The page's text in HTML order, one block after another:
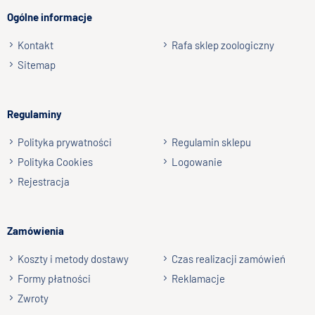
Flawonoidy
Witamina A wspierająca
dla
zdrowej skóry i sierści
Wyślij opinię
Ogólne informacje
Kontakt
Rafa sklep zoologiczny
Sitemap
Regulaminy
Polityka prywatności
Regulamin sklepu
Polityka Cookies
Logowanie
Rejestracja
Zamówienia
Koszty i metody dostawy
Czas realizacji zamówień
Formy płatności
Reklamacje
Zwroty